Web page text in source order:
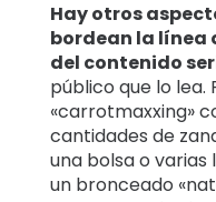
Hay otros
bordean la línea
del contenido
público que lo lea.
«carrotmaxxing»
cantidades de
una bolsa o
un bronceado